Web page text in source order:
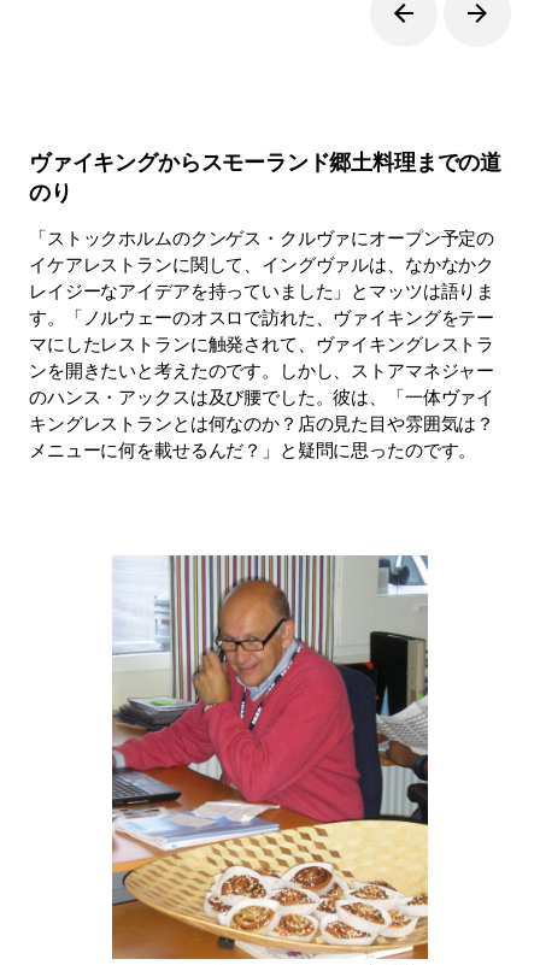
ヴァイキングからスモーランド郷土料理までの道
のり
「ストックホルムのクンゲス・クルヴァにオープン予定の
イケアレストランに関して、イングヴァルは、なかなかク
レイジーなアイデアを持っていました」とマッツは語りま
す。「ノルウェーのオスロで訪れた、ヴァイキングをテー
マにしたレストランに触発されて、ヴァイキングレストラ
ンを開きたいと考えたのです。しかし、ストアマネジャー
のハンス・アックスは及び腰でした。彼は、「一体ヴァイ
キングレストランとは何なのか？店の見た目や雰囲気は？
メニューに何を載せるんだ？」と疑問に思ったのです。